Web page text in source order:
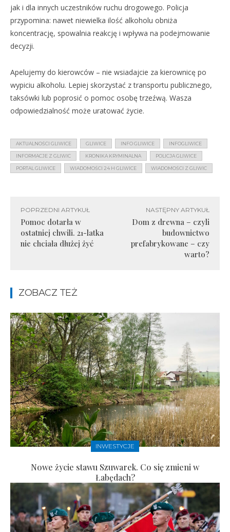
jak i dla innych uczestników ruchu drogowego. Policja
przypomina: nawet niewielka ilość alkoholu obniża
koncentrację, spowalnia reakcję i wpływa na podejmowanie
decyzji.
Apelujemy do kierowców – nie wsiadajcie za kierownicę po
wypiciu alkoholu. Lepiej skorzystać z transportu publicznego,
taksówki lub poprosić o pomoc osobę trzeźwą. Wasza
odpowiedzialność może uratować życie.
AKTUALNOŚCI GLIWICE GLIWICE INFO GLIWICE INFOGLIWICE
INFORMACJE Z GLIWIC KRONIKA KRYMINALNA POLICJA GLIWICE
PORTAL GLIWICE WIADOMOŚCI 24 H GLIWICE WIADOMOŚCI Z GLIWIC
POPRZEDNI ARTYKUŁ
Pomoc dotarła w
ostatniej chwili. 21-latka
nie chciała dłużej żyć
NASTĘPNY ARTYKUŁ
Dom z drewna – czyli
budownictwo
prefabrykowane – czy
warto?
ZOBACZ TEŻ
INWESTYCJE
Nowe życie stawu Szuwarek. Co się zmieni w
Łabędach?